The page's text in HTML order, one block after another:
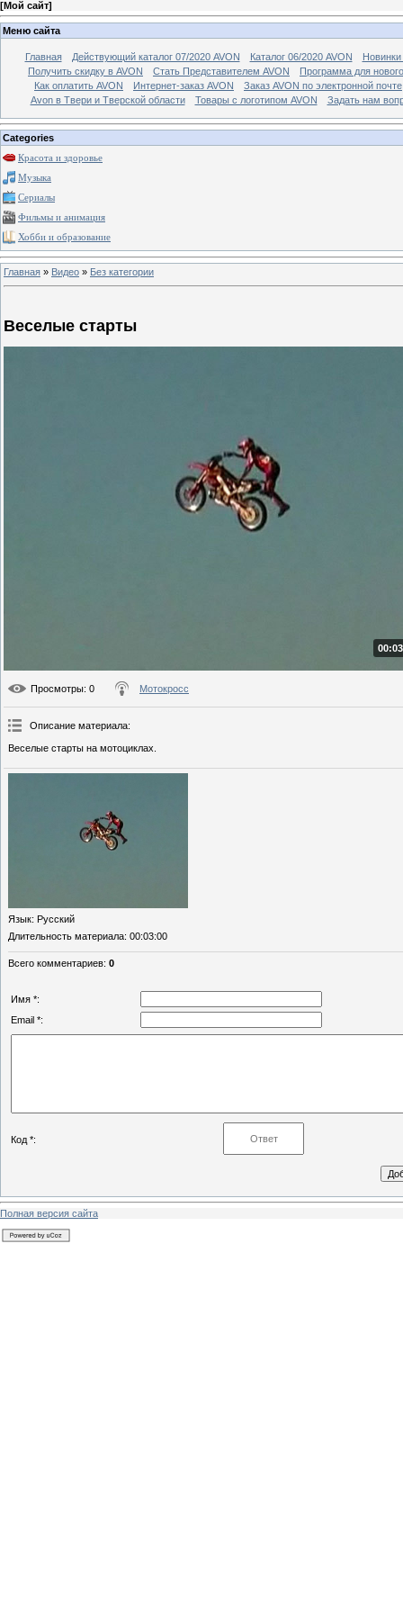
[Мой сайт]
Меню сайта
Главная Действующий каталог 07/2020 AVON Каталог 06/2020 AVON
Новинки
Получить скидку в AVON
Стать Представителем AVON
Программа для
Как оплатить AVON
Интернет-заказ AVON
Заказ AVON по электронной почте
Avon в Твери и Тверской области
Товары с логотипом AVON Задать нам
Categories
Красота и здоровье
Музыка
Сериалы
Фильмы и анимация
Хобби и образование
Главная » Видео » Без категории
Веселые старты
Просмотры: 0 Мотокросс
Описание материала:
Веселые старты на мотоциклах.
Язык: Русский
Длительность материала: 00:03:00
Всего комментариев: 0
Имя *:
Email *:
Код *:
Полная версия сайта